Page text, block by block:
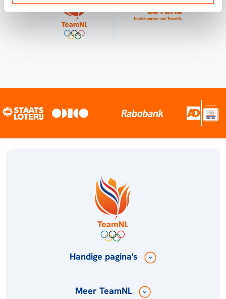
Handige pagina's
Meer TeamNL